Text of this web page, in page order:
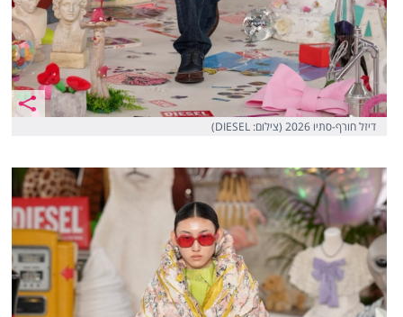
דיזל חורף-סתיו 2026 (צילום: DIESEL)